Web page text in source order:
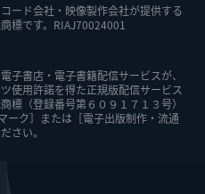
ード会社・映像製作会社が提供する
標です。RIAJ70024001
子書店・電子書籍配信サービスが、
使用許諾を得た正規版配信サービス
標（登録番号第６０９１７１３号）
ーク］または［電子出版制作・流通
さい。